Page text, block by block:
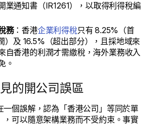
業通知書（IR1261），以取得利得稅編
務：香港企業利得稅只有 8.25%（首
）及 16.5%（超出部分），且採地域來
自香港的利潤才需繳稅，海外業務收入
。
的開公司誤區
一個誤解，認為「香港公司」等同於單
，可以隨意架構業務而不受約束。事實